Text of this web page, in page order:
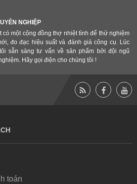
NGHIỆP
có một cộng đồng thợ nhiệt tình để thử nghiệm
đo đạc hiệu suất và đánh giá công cụ. Lúc
sẵn sàng tư vấn về sản phẩm bởi đội ngũ
Hãy gọi điện cho chúng tôi !
toán